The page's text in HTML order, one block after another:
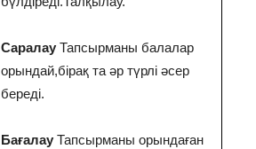
Саралау Тапсырманы балалар
орындай,бірақ та әр түрлі әсер
береді.
Бағалау Тапсырманы орындаған